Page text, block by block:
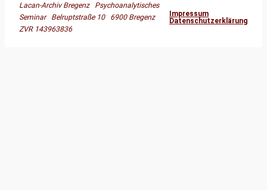
Lacan-Archiv Bregenz Psychoanalytisches
Seminar Belruptstraße 10 6900 Bregenz
ZVR 143963836
Impressum
Datenschutzerklärung